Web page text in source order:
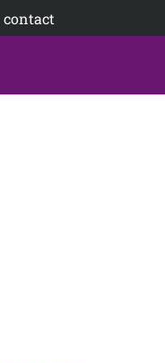
contact